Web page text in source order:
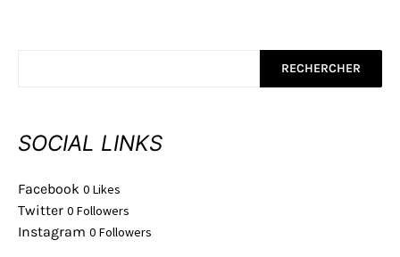
RECHERCHER
SOCIAL LINKS
Facebook 0 Likes
Twitter 0 Followers
Instagram 0 Followers